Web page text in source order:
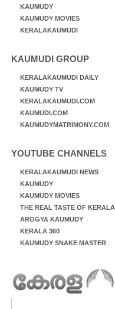
KAUMUDY
KAUMUDY MOVIES
KERALAKAUMUDI
KAUMUDI GROUP
KERALAKAUMUDI DAILY
KAUMUDY TV
KERALAKAUMUDI.COM
KAUMUDI.COM
KAUMUDYMATRIMONY.COM
YOUTUBE CHANNELS
KERALAKAUMUDI NEWS
KAUMUDY
KAUMUDY MOVIES
THE REAL TASTE OF KERALA
AROGYA KAUMUDY
KERALA 360
KAUMUDY SNAKE MASTER